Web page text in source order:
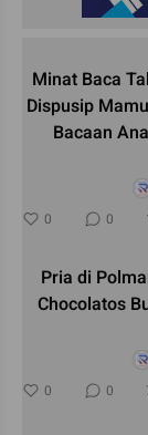
Minat Baca
Dispusip
Bacaan
0 0
Pria di
Chocolatos
0 0